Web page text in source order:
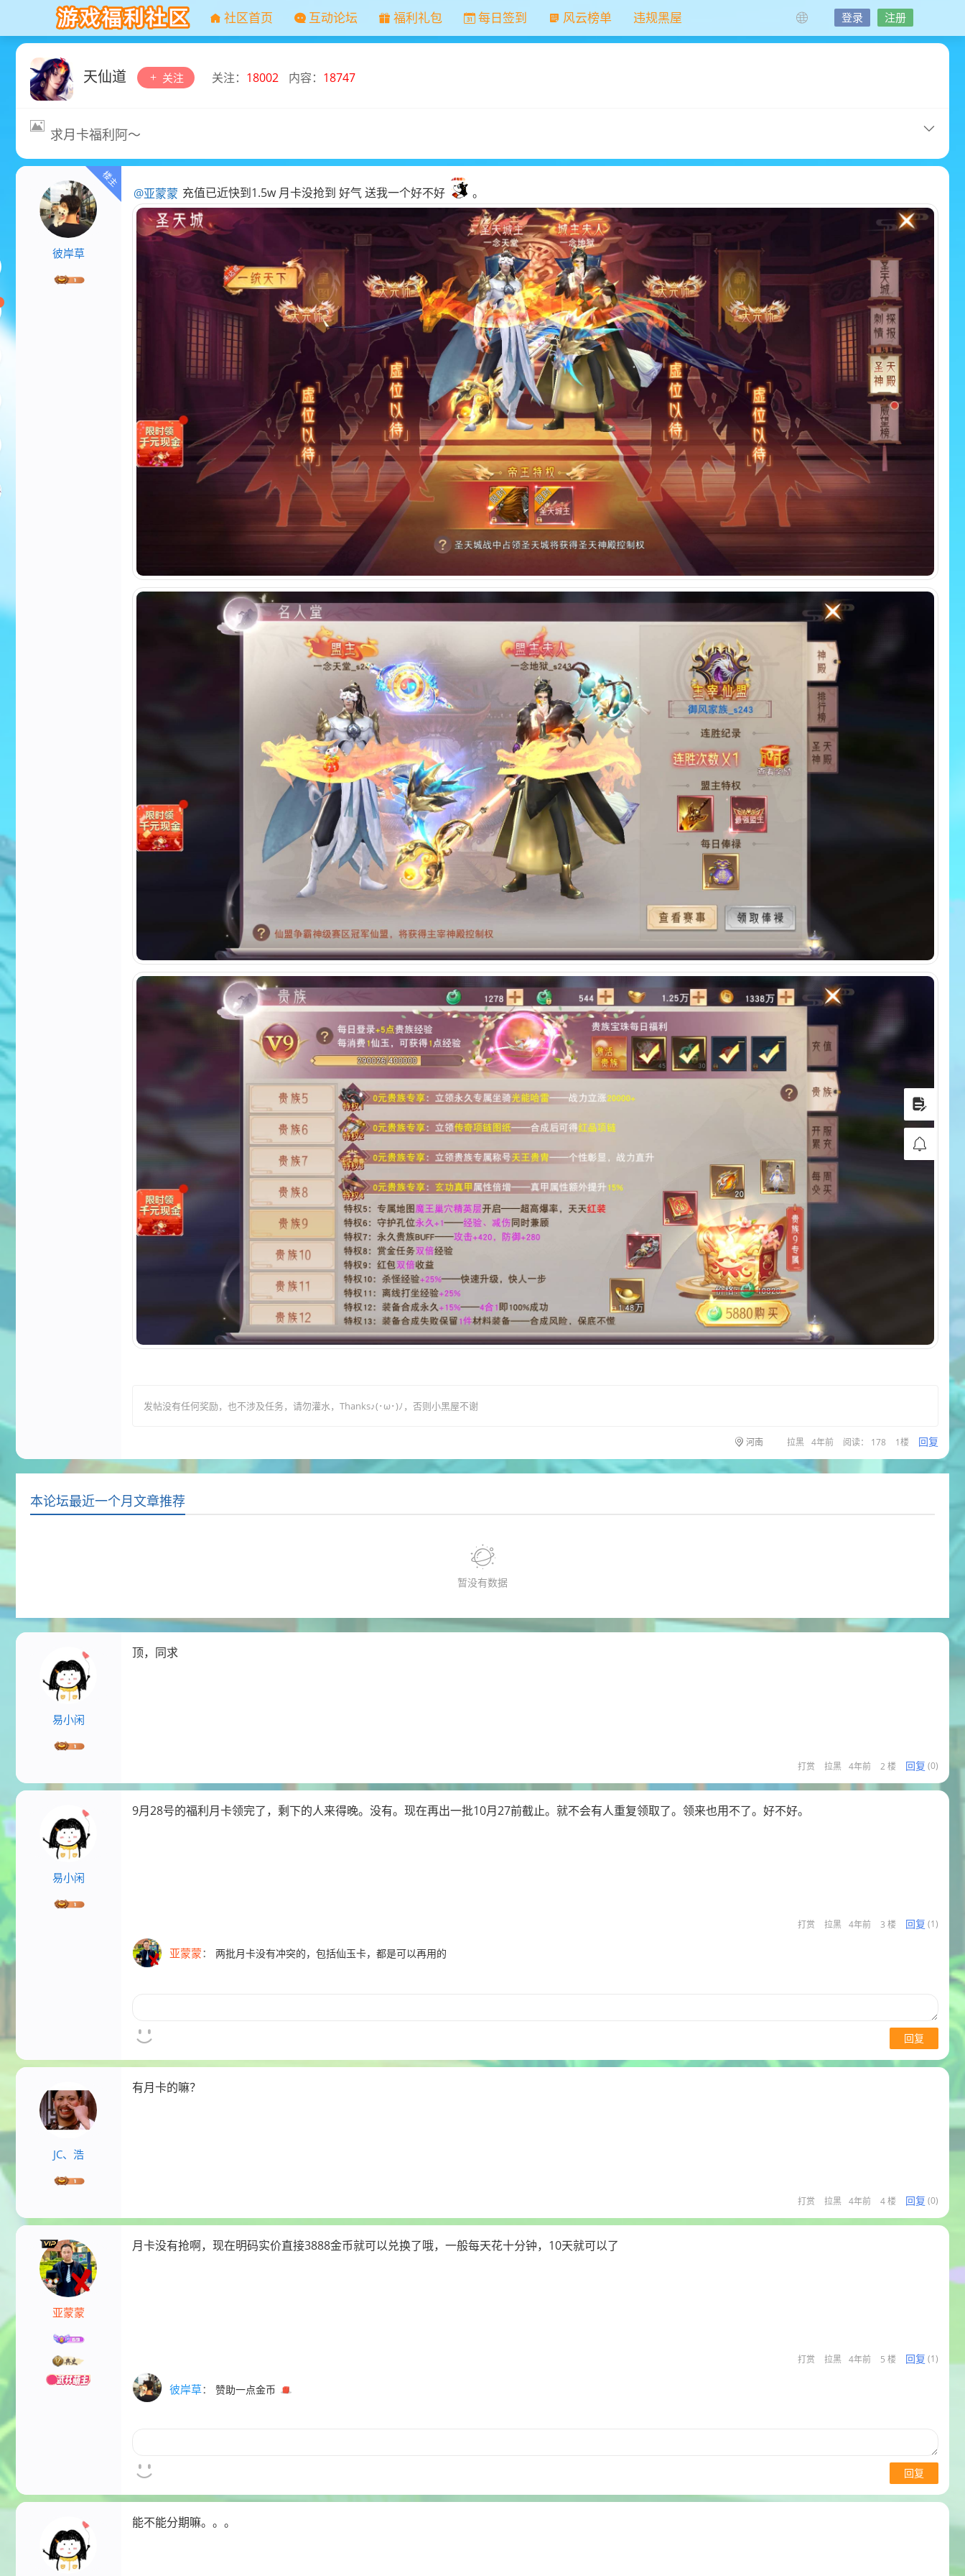
社区首页 互动论坛 福利礼包 每日签到 风云榜单 违规黑屋 登录 注册
天仙道 关注 关注： 18002 内容： 18747
求月卡福利阿～
彼岸草
@亚蒙蒙 充值已近快到1.5w 月卡没抢到 好气 送我一个好不好 。
发帖没有任何奖励，也不涉及任务，请勿灌水，Thanks♪(･ω･)ﾉ，否则小黑屋不谢
河南 拉黑 4年前 阅读： 178 1楼 回复
本论坛最近一个月文章推荐
暂没有数据
易小闲
顶，同求
打赏 拉黑 4年前 2 楼 回复 (0)
易小闲
9月28号的福利月卡领完了，剩下的人来得晚。没有。现在再出一批10月27前截止。就不会有人重复领取了。领来也用不了。好不好。
打赏 拉黑 4年前 3 楼 回复 (1)
亚蒙蒙： 两批月卡没有冲突的，包括仙玉卡，都是可以再用的
回复
JC、浩
有月卡的嘛？
打赏 拉黑 4年前 4 楼 回复 (0)
亚蒙蒙
月卡没有抢啊，现在明码实价直接3888金币就可以兑换了哦，一般每天花十分钟，10天就可以了
打赏 拉黑 4年前 5 楼 回复 (1)
彼岸草： 赞助一点金币
回复
能不能分期嘛。。。